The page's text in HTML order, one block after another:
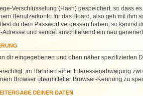
Verschlüsselung (Hash) gespeichert, so dass
Benutzerkonto für das Board, also geh mit
du dein Passwort vergessen haben, so kannst
und sendet anschließend ein neu
dir eingegebenen und oben näher spezifizierten
im Rahmen einer Interessenabwägung
Browser übermittelter Browser-Kennung zu
DEINER DATEN